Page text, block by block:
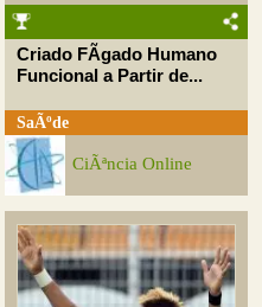
Criado FÃ­gado Humano
Funcional a Partir de...
SaÃºde
CiÃªncia Online